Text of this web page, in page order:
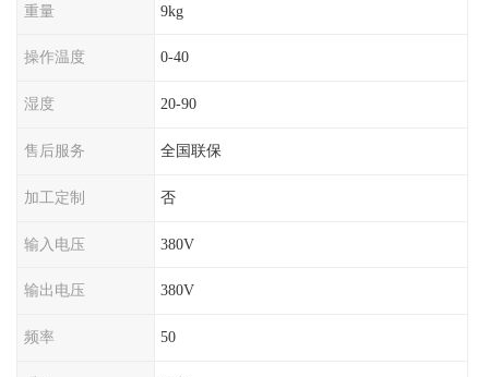
重量 9kg
操作温度 0-40
湿度 20-90
售后服务 全国联保
加工定制 否
输入电压 380V
输出电压 380V
频率 50